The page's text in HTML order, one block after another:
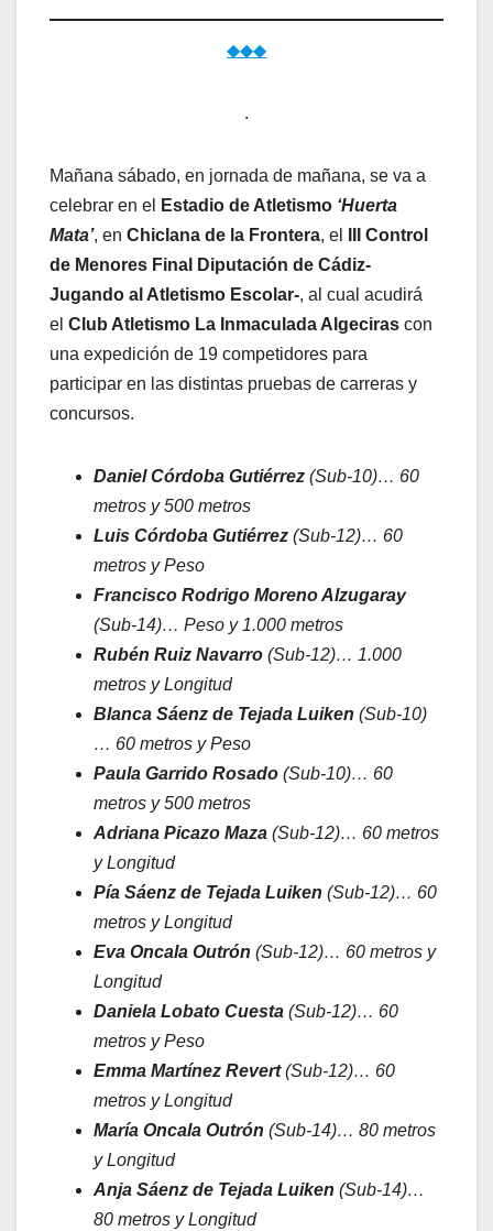
◆◆◆
.
Mañana sábado, en jornada de mañana, se va a
celebrar en el
Estadio de Atletismo ‘Huerta
Mata’, en Chiclana de la Frontera, el
III Control
de Menores Final Diputación de Cádiz-
Jugando al Atletismo Escolar-, al cual acudirá
el Club Atletismo La Inmaculada Algeciras con
una expedición de 19 competidores para
participar en las distintas pruebas de carreras y
concursos.
Daniel Córdoba Gutiérrez (Sub-10)… 60
metros y 500 metros
Luis Córdoba Gutiérrez (Sub-12)… 60
metros y Peso
Francisco Rodrigo Moreno Alzugaray
(Sub-14)… Peso y 1.000 metros
Rubén Ruiz Navarro (Sub-12)… 1.000
metros y Longitud
Blanca Sáenz de Tejada Luiken (Sub-10)
… 60 metros y Peso
Paula Garrido Rosado (Sub-10)… 60
metros y 500 metros
Adriana Picazo Maza (Sub-12)… 60 metros
y Longitud
Pía Sáenz de Tejada Luiken (Sub-12)… 60
metros y Longitud
Eva Oncala Outrón (Sub-12)… 60 metros y
Longitud
Daniela Lobato Cuesta (Sub-12)… 60
metros y Peso
Emma Martínez Revert(Sub-12)… 60
metros y Longitud
María Oncala Outrón (Sub-14)… 80 metros
y Longitud
Anja Sáenz de Tejada Luiken (Sub-14)…
80 metros y Longitud